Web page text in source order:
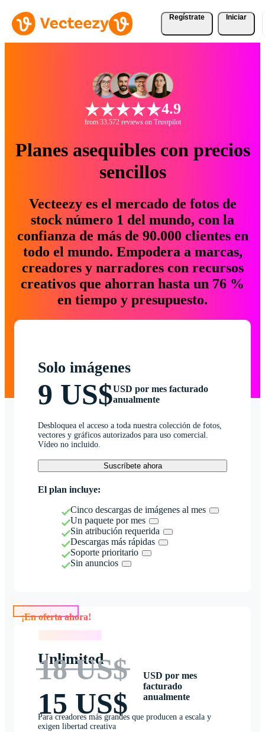
Regístrate Iniciar
4.9
from 33.572 reviews on Trustpilot
Planes asequibles con precios
sencillos
Vecteezy es el mercado de fotos de
stock número 1 del mundo, con la
confianza de más de 90.000 clientes en
todo el mundo. Empodera a marcas,
creadores y narradores con recursos
creativos que ahorran hasta un 76 %
en tiempo y presupuesto.
Solo imágenes
9 US$USD por mes facturado
anualmente
Desbloquea el acceso a toda nuestra colección de fotos,
vectores y gráficos autorizados para uso comercial.
Vídeo no incluido.
Suscríbete ahora
El plan incluye:
Cinco descargas de imágenes al mes
Un paquete por mes
Sin atribución requerida
Descargas más rápidas
Soporte prioritario
Sin anuncios
Unlimited
18 US$
15 US$
USD por mes
facturado
anualmente
Para creadores más grandes que producen a escala y
exigen libertad creativa